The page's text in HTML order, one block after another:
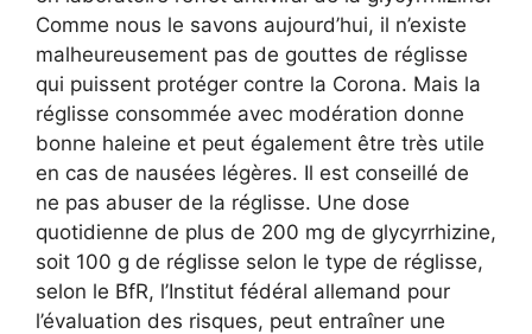
Comme nous le savons aujourd’hui, il n’existe
malheureusement pas de gouttes de réglisse
qui puissent protéger contre la Corona. Mais la
réglisse consommée avec modération donne
bonne haleine et peut également être très utile
en cas de nausées légères. Il est conseillé de
ne pas abuser de la réglisse. Une dose
quotidienne de plus de 200 mg de glycyrrhizine,
soit 100 g de réglisse selon le type de réglisse,
selon le BfR, l’Institut fédéral allemand pour
l’évaluation des risques, peut entraîner une